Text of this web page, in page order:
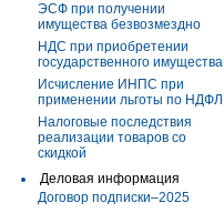
ЭСФ при получении
имущества безвозмездно
НДС при приобретении
государственного имущества
Исчисление ИНПС при
применении льготы по НДФЛ
Налоговые последствия
реализации товаров со
скидкой
Деловая информация
Договор подписки–2025